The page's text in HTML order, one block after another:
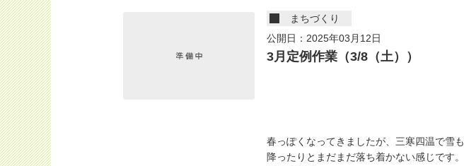
まちづくり
公開日：2025年03月12日
3月定例作業（3/8（土））
春っぽくなってきましたが、三寒四温で雪も
降ったりとまだまだ落ち着かない感じです。